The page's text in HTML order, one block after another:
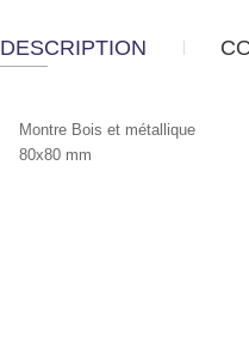
DESCRIPTION
Montre Bois et métallique
80x80 mm